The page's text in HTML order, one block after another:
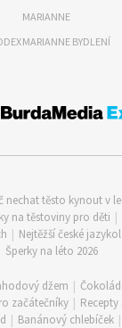
MARIANNE
MARIANNE BYDLENÍ
nechat těsto kynout v
na těstoviny pro děti |
| Nejtěžší české
Šperky na léto 2026
džem |
začátečníky | Recepty
| Banánový chlebíček |